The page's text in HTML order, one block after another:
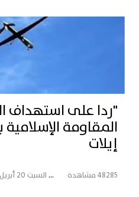
"ردا على استهداف
المقاومة
إيلات
48285 مشاهدة السبت 20 أبريل, 2024